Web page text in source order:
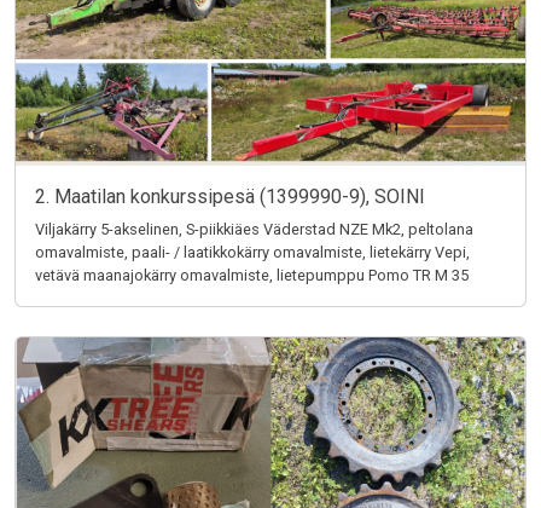
2. Maatilan konkurssipesä (1399990-9), SOINI
Viljakärry 5-akselinen, S-piikkiäes Väderstad NZE Mk2, peltolana
omavalmiste, paali- / laatikkokärry omavalmiste, lietekärry Vepi,
vetävä maanajokärry omavalmiste, lietepumppu Pomo TR M 35